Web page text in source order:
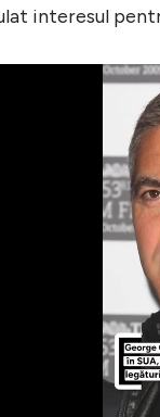
interesul